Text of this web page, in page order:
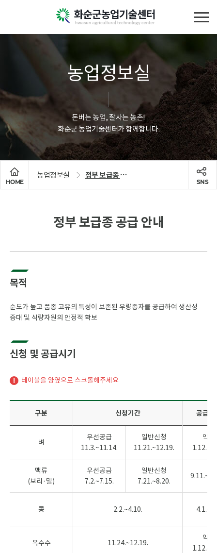
농업정보실
돈버는 농업, 잘사는 농촌!
화순군 농업기술센터가 함께합니다.
HOME
농업정보실 정부 보급종 공급 안내
SNS
정부 보급종 공급 안내
목적
순도가 높고 품종 고유의 특성이 보존된 우량종자를 공급하여 생산성
증대 및 식량자원의 안정적 확보
신청 및 공급시기
테이블을 양옆으로 스크롤해주세요
구분 신청기간 공급기
벼
우선공급
11.3.~11.14.
일반신청
11.21.~12.19.
익년
맥류
(보리·밀)
우선공급
7.2.~7.15.
일반신청
7.21.~8.20.
콩 2.2.~4.10.
옥수수 11.24.~12.19.
익년